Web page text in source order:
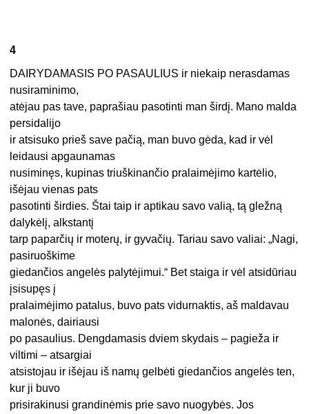
4
DAIRYDAMASIS PO PASAULIUS ir niekaip nerasdamas
nusiraminimo,
atėjau pas tave, paprašiau pasotinti man širdį. Mano malda
persidalijo
ir atsisuko prieš save pačią, man buvo gėda, kad ir vėl
leidausi apgaunamas
nusiminęs, kupinas triuškinančio pralaimėjimo kartėlio,
išėjau vienas pats
pasotinti širdies. Štai taip ir aptikau savo valią, tą gležną
dalykėlį, alkstantį
tarp paparčių ir moterų, ir gyvačių. Tariau savo valiai: „Nagi,
pasiruoškime
giedančios angelės palytėjimui.“ Bet staiga ir vėl atsidūriau
įsisupęs į
pralaimėjimo patalus, buvo pats vidurnaktis, aš maldavau
malonės, dairiausi
po pasaulius. Dengdamasis dviem skydais – pagieža ir
viltimi – atsargiai
atsistojau ir išėjau iš namų gelbėti giedančios angelės ten,
kur ji buvo
prisirakinusi grandinėmis prie savo nuogybės. Jos